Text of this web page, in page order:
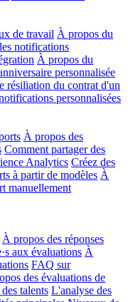
de travail À propos du
notifications
À propos du
personnalisée
résiliation du contrat d'un
personnalisées
À propos des
Comment partager des
Analytics Créez des
à partir de modèles À
manuellement
À propos des réponses
aux évaluations À
FAQ sur
des évaluations de
talents L'analyse des